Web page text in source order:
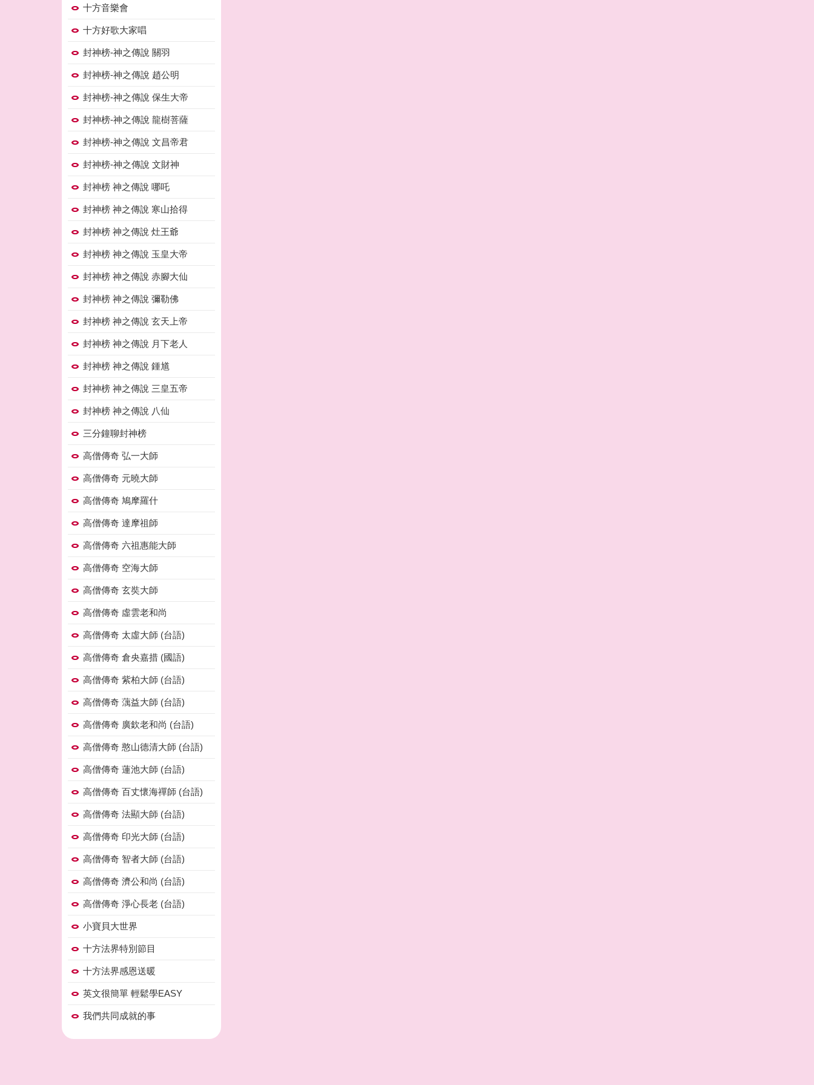
十方音樂會
十方好歌大家唱
封神榜-神之傳說 關羽
封神榜-神之傳說 趙公明
封神榜-神之傳說 保生大帝
封神榜-神之傳說 龍樹菩薩
封神榜-神之傳說 文昌帝君
封神榜-神之傳說 文財神
封神榜 神之傳說 哪吒
封神榜 神之傳說 寒山拾得
封神榜 神之傳說 灶王爺
封神榜 神之傳說 玉皇大帝
封神榜 神之傳說 赤腳大仙
封神榜 神之傳說 彌勒佛
封神榜 神之傳說 玄天上帝
封神榜 神之傳說 月下老人
封神榜 神之傳說 鍾馗
封神榜 神之傳說 三皇五帝
封神榜 神之傳說 八仙
三分鐘聊封神榜
高僧傳奇 弘一大師
高僧傳奇 元曉大師
高僧傳奇 鳩摩羅什
高僧傳奇 達摩祖師
高僧傳奇 六祖惠能大師
高僧傳奇 空海大師
高僧傳奇 玄奘大師
高僧傳奇 虛雲老和尚
高僧傳奇 太虛大師 (台語)
高僧傳奇 倉央嘉措 (國語)
高僧傳奇 紫柏大師 (台語)
高僧傳奇 蕅益大師 (台語)
高僧傳奇 廣欽老和尚 (台語)
高僧傳奇 憨山德清大師 (台語)
高僧傳奇 蓮池大師 (台語)
高僧傳奇 百丈懷海禪師 (台語)
高僧傳奇 法顯大師 (台語)
高僧傳奇 印光大師 (台語)
高僧傳奇 智者大師 (台語)
高僧傳奇 濟公和尚 (台語)
高僧傳奇 淨心長老 (台語)
小寶貝大世界
十方法界特別節目
十方法界感恩送暖
英文很簡單 輕鬆學EASY
我們共同成就的事